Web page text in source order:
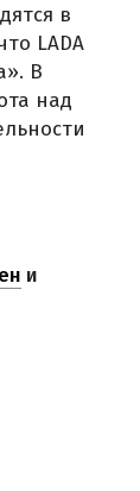
в
LADA
В
над
и